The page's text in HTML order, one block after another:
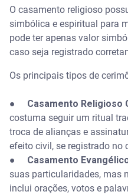
O casamento religioso
simbólica e espiritual para
pode ter apenas valor
caso seja registrado
Os principais tipos de
● Casamento Religioso
costuma seguir um ritual
troca de alianças e
efeito civil, se registrado no
● Casamento
suas particularidades, mas
inclui orações, votos e